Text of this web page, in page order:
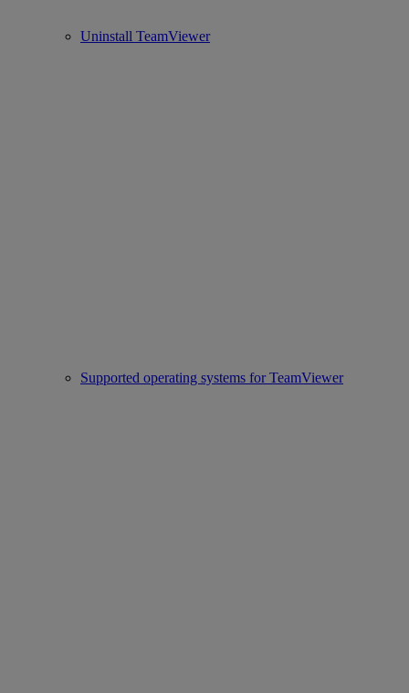
Uninstall TeamViewer
Supported operating systems for TeamViewer